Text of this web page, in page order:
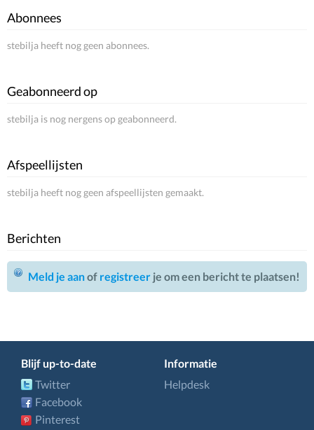
Abonnees
stebilja heeft nog geen abonnees.
Geabonneerd op
stebilja is nog nergens op geabonneerd.
Afspeellijsten
stebilja heeft nog geen afspeellijsten gemaakt.
Berichten
Meld je aanof registreer je om een bericht te plaatsen!
Blijf up-to-date
Twitter
Facebook
Pinterest
Informatie
Helpdesk